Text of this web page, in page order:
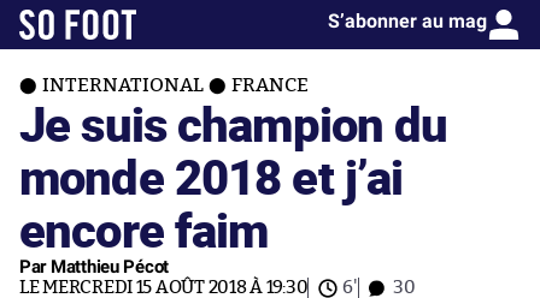
S’abonner au mag
INTERNATIONAL FRANCE
Je suis champion du
monde 2018 et j’ai
encore faim
Par Matthieu Pécot
LE MERCREDI 15 AOÛT 2018 À 19:30 6' 30